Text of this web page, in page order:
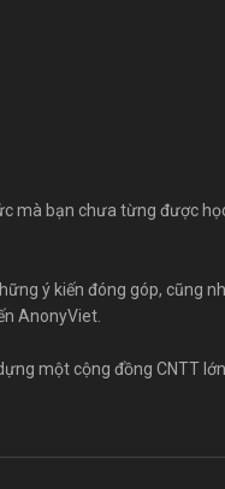
mà bạn chưa từng được
ý kiến đóng góp, cũng
AnonyViet.
một cộng đồng CNTT lớn